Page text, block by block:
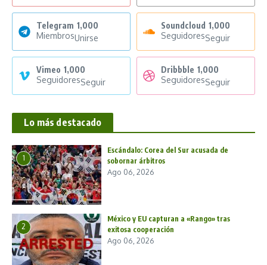
Telegram 1,000
MiembrosUnirse
Soundcloud 1,000
SeguidoresSeguir
Vimeo 1,000
SeguidoresSeguir
Dribbble 1,000
SeguidoresSeguir
Lo más destacado
1
Escándalo: Corea del Sur acusada de
sobornar árbitros
Ago 06, 2026
2
México y EU capturan a «Rango» tras
exitosa cooperación
Ago 06, 2026